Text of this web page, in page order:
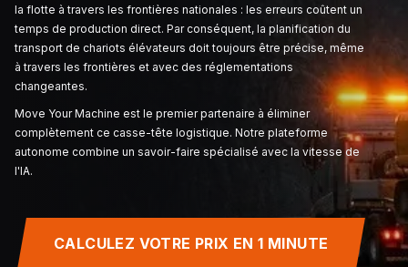
Le transport interne ne reste jamais immobile, et
de chariots élévateurs est toujours en mouvement. Du
déplacement urgent d'une machine louée à la
la flotte à travers les frontières nationales : les
temps de production direct. Par conséquent, la
transport de chariots élévateurs doit toujours être
à travers les frontières et avec des réglementations
changeantes.
Move Your Machine est le premier partenaire à
CALCULEZ VOTRE PRIX EN 1 MINUTE